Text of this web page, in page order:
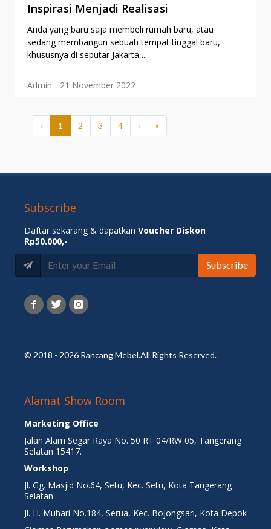
Inspirasi Menjadi Realisasi
Anda yang baru saja membeli rumah baru, atau
sedang membangun sebuah tempat tinggal baru,
khususnya di seputar Jakarta,...
Admin 21 November 2022
‹ 1 2 3 4 › »
Subscribe
Daftar sekarang & dapatkan Voucher Diskon
Rp50.000,-
Subscribe
© 2018 - 2026 Rancang Mebel.All Rights Reserved.
Alamat Show Room
Marketing Office
Jalan Alam Segar Raya No. 50 RT 04/RW 05, Tangerang
Selatan 15417.
Workshop
Jl. Gg. Masjid No.64, Setu, Kec. Setu, Kota Tangerang
Selatan
Jl. H. Muhari No.184, Serua, Kec. Bojongsari, Kota Depok